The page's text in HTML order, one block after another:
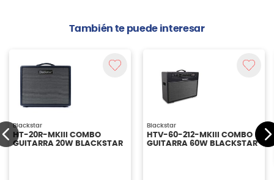
También te puede interesar
Blackstar
HT-20R-MKIII COMBO
GUITARRA 20W BLACKSTAR
Blackstar
HTV-60-212-MKIII COMBO
GUITARRA 60W BLACKSTAR